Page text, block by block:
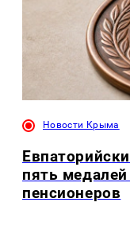
Новости Крыма
пять
пенсионеров